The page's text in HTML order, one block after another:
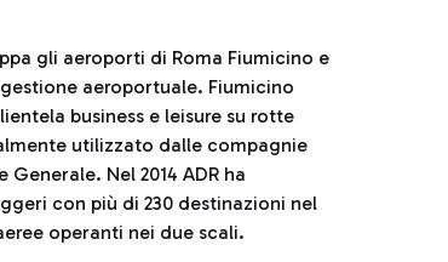
gli aeroporti di Roma Fiumicino e
aeroportuale. Fiumicino
business e leisure su rotte
utilizzato dalle compagnie
Nel 2014 ADR ha
con più di 230 destinazioni nel
operanti nei due scali.